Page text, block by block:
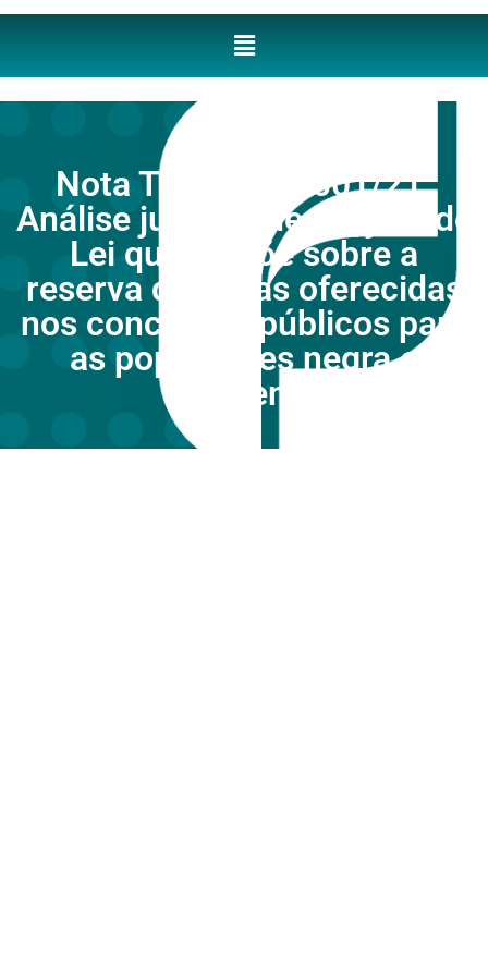
Nota Técnica n° 001/21:
Análise jurídica de Projeto de
Lei que dispõe sobre a
reserva de vagas oferecidas
nos concursos públicos para
as populações negra e
indígena.